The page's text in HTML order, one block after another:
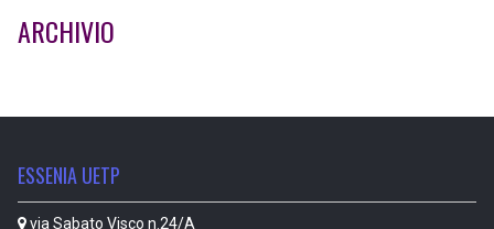
ARCHIVIO
ESSENIA UETP
via Sabato Visco n.24/A